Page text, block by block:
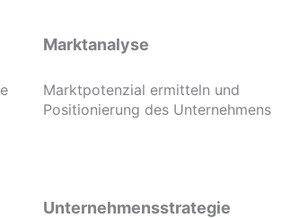
Marktanalyse
Marktpotenzial ermitteln und
Positionierung des Unternehmens
Unternehmensstrategie